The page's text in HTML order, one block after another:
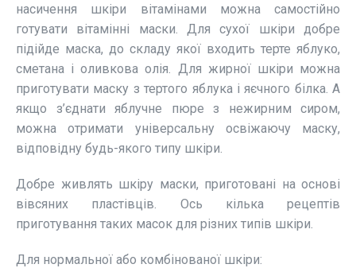
насичення шкіри вітамінами можна самостійно
готувати вітамінні маски. Для сухої шкіри добре
підійде маска, до складу якої входить терте яблуко,
сметана і оливкова олія. Для жирної шкіри можна
приготувати маску з тертого яблука і яєчного білка. А
якщо з’єднати яблучне пюре з нежирним сиром,
можна отримати універсальну освіжаючу маску,
відповідну будь-якого типу шкіри.
Добре живлять шкіру маски, приготовані на основі
вівсяних пластівців. Ось кілька рецептів
приготування таких масок для різних типів шкіри.
Для нормальної або комбінованої шкіри: